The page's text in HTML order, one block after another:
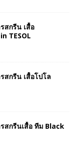
สกรีน เสื้อ
TESOL
สกรีน เสื้อโปโล
สกรีนเสื้อ ทีม Black